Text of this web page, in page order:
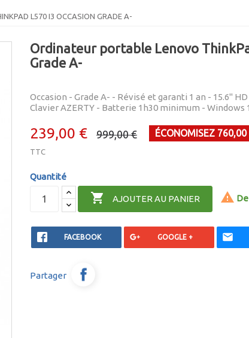
L570 I3 OCCASION GRADE A-
Ordinateur portable Lenovo
Grade A-
Occasion - Grade A- - Révisé et garanti 1 an - 15.6" HD
Clavier AZERTY - Batterie 1h30 minimum - Windows
239,00 € 999,00 € ÉCONOMISEZ 760,00
TTC
Quantité
 AJOUTER AU PANIER 
FACEBOOK GOOGLE +
Partager